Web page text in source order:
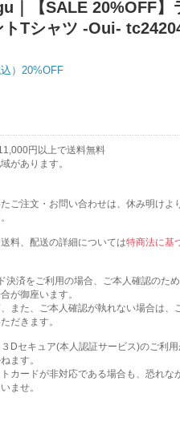
｜【SALE 20%OFF】
Tシャツ -Oui-
20%OFF
円以上で送料無料
があります。
ご注文・お問い合わせは、休み明けよ
料、配送の詳細については特商法に基
決済をご利用の場合、ご本人確認のた
が御座います。
また、ご本人確認が執れない場合は、
だきます。
Dセキュア(本人認証サービス)のご利
ます。
カードが非対応である場合も、恐れな
ませ。